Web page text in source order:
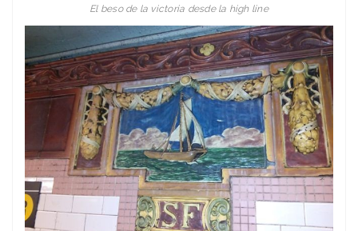
El beso de la victoria desde la high line